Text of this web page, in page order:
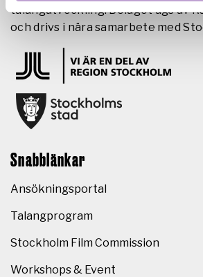
talangutveckling. Bolaget ägs av
och drivs i nära samarbete med
Snabblänkar
Ansökningsportal
Talangprogram
Stockholm Film Commission
Workshops & Event